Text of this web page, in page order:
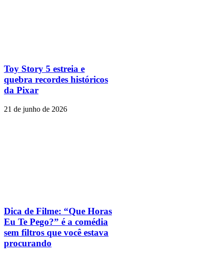
Toy Story 5 estreia e
quebra recordes históricos
da Pixar
21 de junho de 2026
Dica de Filme: “Que Horas
Eu Te Pego?” é a comédia
sem filtros que você estava
procurando